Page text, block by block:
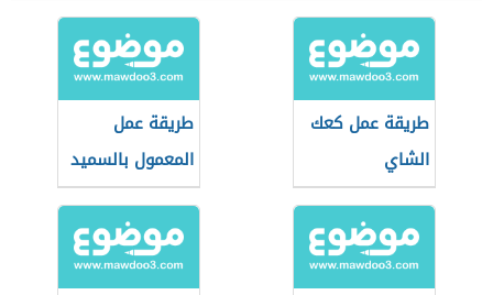
طريقة عمل كعك
الشاي
طريقة عمل
المعمول بالسميد